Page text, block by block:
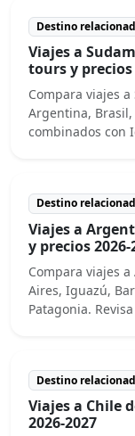
Destino
Viajes a
tours y precios
Compara viajes
Argentina,
combinados con
Destino
Viajes a
y precios 2026-
Compara viajes
Aires, Iguazú,
Patagonia.
Destino
Viajes a Chile
2026-2027